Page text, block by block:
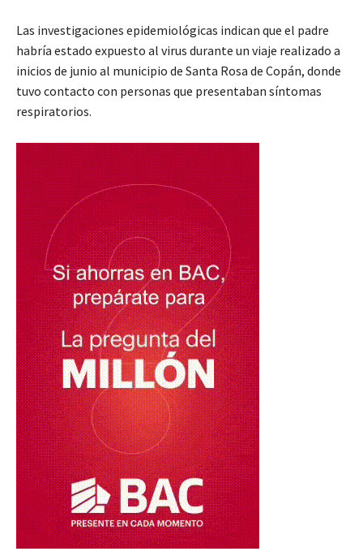
Las investigaciones epidemiológicas indican que el padre
habría estado expuesto al virus durante un viaje realizado a
inicios de junio al municipio de Santa Rosa de Copán, donde
tuvo contacto con personas que presentaban síntomas
respiratorios.